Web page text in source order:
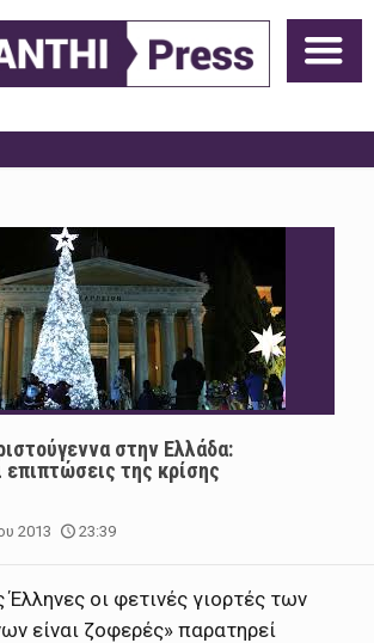
στην Ελλάδα:
επιπτώσεις της κρίσης
2013 23:39
Έλληνες οι φετινές γιορτές των
είναι ζοφερές» παρατηρεί